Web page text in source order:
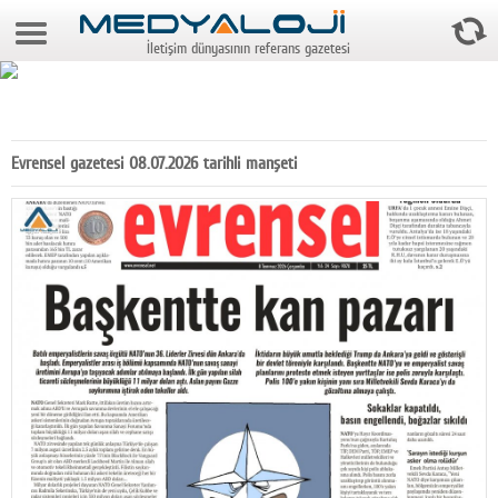
6 Ağustos 2026 16:51:19
Gazeteler
Medya
Reyting-tiraj
Teknoloji
Televizyon
Dünya
Pr
İletişim dünyasının referans gazetesi
Evrensel gazetesi 08.07.2026 tarihli manşeti